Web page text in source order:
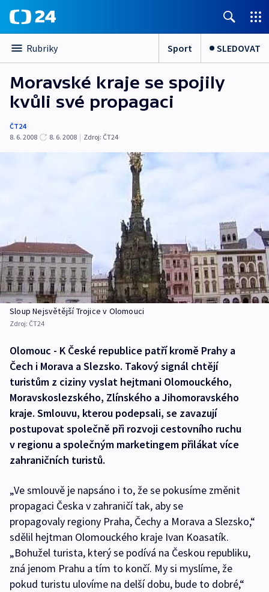
Rubriky Sport SLEDOVAT
Moravské kraje se spojily
kvůli své propagaci
ČT24
8. 6. 2008
8. 6. 2008 | Zdroj: ČT24
Sloup Nejsvětější Trojice v Olomouci
Zdroj: ČT24
Olomouc - K České republice patří kromě Prahy a
Čech i Morava a Slezsko. Takový signál chtějí
turistům z ciziny vyslat hejtmani Olomouckého,
Moravskoslezského, Zlínského a Jihomoravského
kraje. Smlouvu, kterou podepsali, se zavazují
postupovat společně při rozvoji cestovního ruchu
v regionu a společným marketingem přilákat více
zahraničních turistů.
„Ve smlouvě je napsáno i to, že se pokusíme změnit
propagaci Česka v zahraničí tak, aby se
propagovaly regiony Praha, Čechy a Morava a Slezsko,“
sdělil hejtman Olomouckého kraje Ivan Koasatík.
„Bohužel turista, který se podívá na Českou republiku,
zná jenom Prahu a tím to končí. My si myslíme, že
pokud turistu ulovíme na delší dobu, bude to dobré,“